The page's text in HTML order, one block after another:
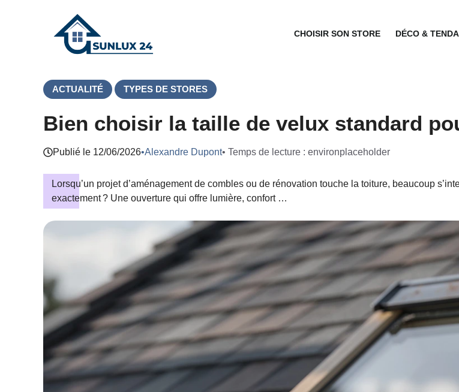
CHOISIR SON STORE DÉCO &
ACTUALITÉ TYPES DE STORES
Bien choisir la taille de velux standard
Publié le 12/06/2026•Alexandre Dupont• Temps de lecture : environplaceholder
Lorsqu’un projet d’aménagement de combles ou de rénovation touche la toiture, beaucoup
exactement ? Une ouverture qui offre lumière, confort …